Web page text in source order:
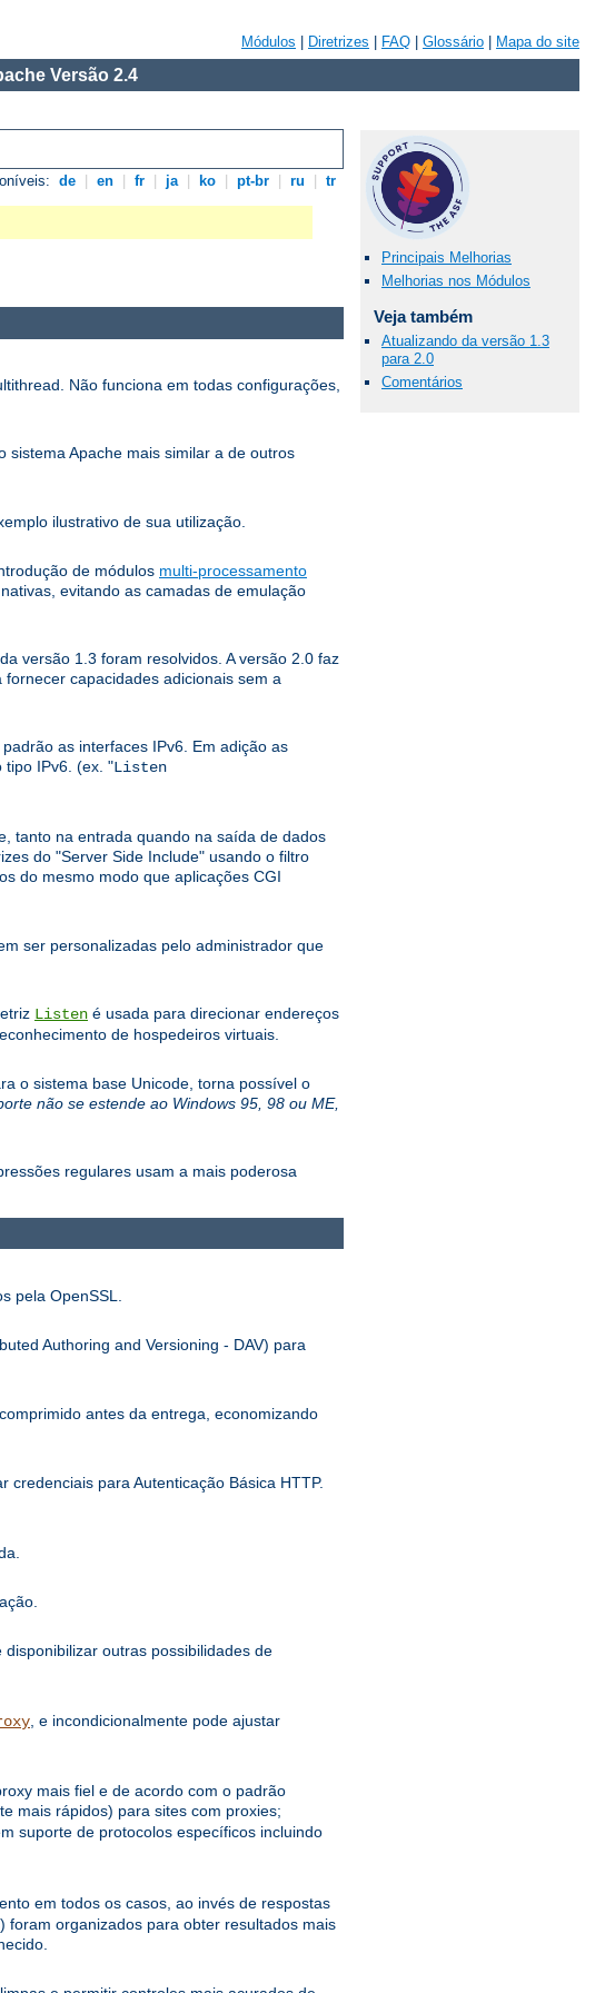
Módulos Diretrizes FAQ Glossário Mapa do site
Versão 2.4
de en fr ja ko pt-br ru tr
Principais Melhorias
Melhorias nos Módulos
Veja também
Atualizando da versão 1.3
para 2.0
Comentários
Não funciona em todas configurações,
sistema Apache mais similar a de outros
ilustrativo de sua utilização.
de módulos multi-processamento
evitando as camadas de emulação
versão 1.3 foram resolvidos. A versão 2.0 faz
capacidades adicionais sem a
as interfaces IPv6. Em adição as
tipo IPv6. (ex. "Listen
tanto na entrada quando na saída de dados
do "Server Side Include" usando o filtro
do mesmo modo que aplicações CGI
ser personalizadas pelo administrador que
Listen é usada para direcionar endereços
de hospedeiros virtuais.
o sistema base Unicode, torna possível o
não se estende ao Windows 95, 98 ou ME,
regulares usam a mais poderosa
pela OpenSSL.
Authoring and Versioning - DAV) para
antes da entrega, economizando
para Autenticação Básica HTTP.
disponibilizar outras possibilidades de
, e incondicionalmente pode ajustar
mais fiel e de acordo com o padrão
mais rápidos) para sites com proxies;
suporte de protocolos específicos incluindo
em todos os casos, ao invés de respostas
foram organizados para obter resultados mais